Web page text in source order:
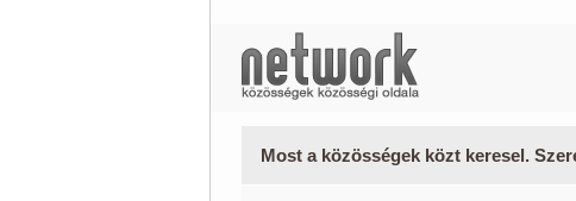
Most a közösségek közt keresel.